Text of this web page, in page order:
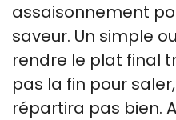
assaisonnement
saveur. Un simple
rendre le plat final
pas la fin pour
répartira pas bien.